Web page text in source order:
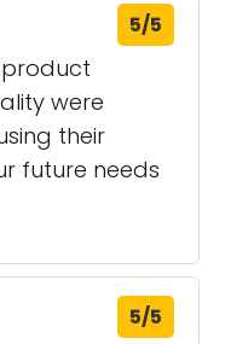
5/5
product
were
their
future needs
5/5